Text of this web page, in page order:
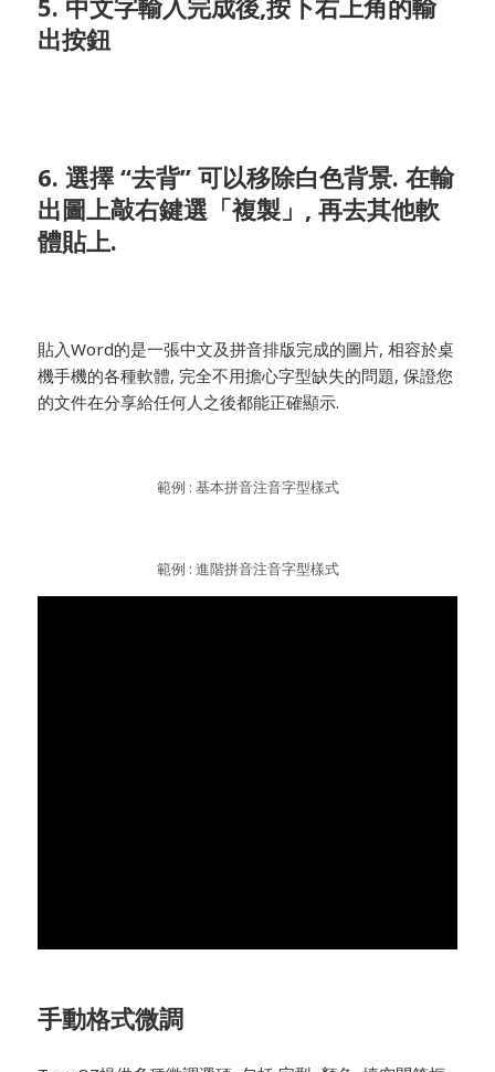
出按鈕
6. 選擇 “去背” 可以移除白色背景. 在輸
出圖上敲右鍵選「複製」, 再去其他軟
體貼上.
貼入Word的是一張中文及拼音排版完成的圖片, 相容於桌
機手機的各種軟體, 完全不用擔心字型缺失的問題, 保證您
的文件在分享給任何人之後都能正確顯示.
範例 : 基本拼音注音字型樣式
範例 : 進階拼音注音字型樣式
手動格式微調